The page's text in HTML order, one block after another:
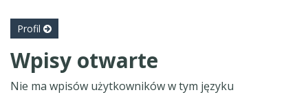
Profil
Wpisy otwarte
Nie ma wpisów użytkowników w tym języku